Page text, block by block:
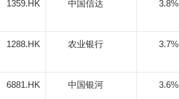
1359.HK 中国信达 3.8%
1288.HK 农业银行 3.7%
6881.HK 中国银河 3.6%